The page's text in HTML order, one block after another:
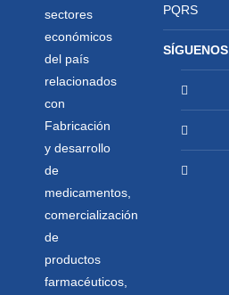
sectores
económicos
del país
relacionados
con
Fabricación
y desarrollo
de
medicamentos,
comercialización
de
productos
farmacéuticos,
PQRS
SÍGUENOS